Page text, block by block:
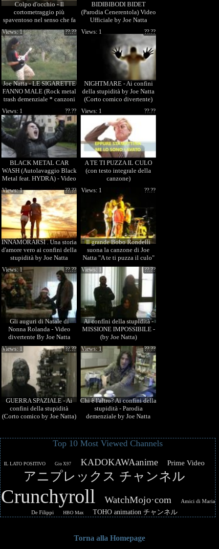
Colpo d'occhio - Il
cortometraggio più
spaventoso nel senso che fa
caà della rete
BIDIBIBODI BIDET
(Parodia Cenerentola) Video
Ufficiale by Joe Natta
(Divertente demenziale)
Joe Natta - LE SIGARETTE
FANNO MALE (Rock metal
trash demenziale * canzoni
??.??
Views: 1
NIGHTMARE - Ai confini
della stupidità by Joe Natta
(Corto comico divertente)
??.??
Views: 1
BLACK METAL CAR
WASH (Autolavaggio Black
Metal feat. HYDRA) - Video
Ufficiale HD by Joe Natta
??.??
Views: 1
A TE TI PUZZA IL CULO
(con testo integrale della
canzone)
??.??
Views: 1
INNAMORARSI . Una storia
d'amore vero ai confini della
stupidità by Joe Natta
??.??
Views: 1
Il grande Bobo Rondelli
suona la canzone di Joe
Natta "A te ti puzza il culo"
durante un
??.??
Views: 1
Gli auguri di Natale di
Nonna Rolanda - Video
divertente By Joe Natta
(CULT)
??.??
Views: 1
Ai confini della stupidità -
MISSIONE IMPOSSIBILE -
(by Joe Natta)
??.??
Views: 1
GUERRA SPAZIALE - Ai
confini della stupidità
(Corto comico by Joe Natta)
??.??
Views: 1
Chi è l'altro? Ai confini della
stupidità - Parodia
demenziale by Joe Natta
??.??
Views: 1
Top 10 Most Viewed Channels
IL LATO POSITIVO Gio X97 KADOKAWAanime Prime Video
アニプレックス チャンネル
Crunchyroll WatchMojo·com
Amici di Maria
De Filippi
HBO Max TOHO animation チャンネル
Torna alla Homepage